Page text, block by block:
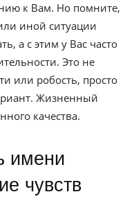
к Вам. Но помните,
иной ситуации
а с этим у Вас часто
Это не
или робость, просто
Жизненный
качества.
чувств